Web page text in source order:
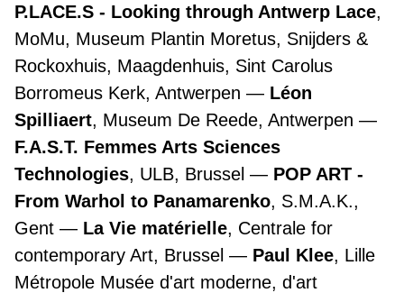
P.LACE.S - Looking through Antwerp Lace,
MoMu, Museum Plantin Moretus, Snijders &
Rockoxhuis, Maagdenhuis, Sint Carolus
Borromeus Kerk, Antwerpen
Léon
Spilliaert, Museum De Reede, Antwerpen
F.A.S.T. Femmes Arts Sciences
Technologies, ULB, Brussel
POP ART -
From Warhol to Panamarenko, S.M.A.K.,
Gent
La Vie matérielle, Centrale for
contemporary Art, Brussel
Paul Klee, Lille
Métropole Musée d'art moderne, d'art